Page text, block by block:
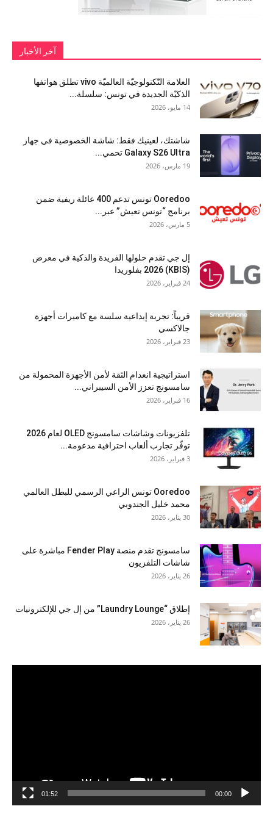
آخر الأخبار
العلامة التّكنولوجيّة العالميّة vivo تطلق هواتفها
الذكيّة الجديدة في تونس: سلسلة...
14 مايو، 2026
شاشتك، لعينيك فقط: شاشة الخصوصية في جهاز
Galaxy S26 Ultra تحمي...
19 مارس، 2026
Ooredoo تونس تدعم 400 عائلة ريفية ضمن
برنامج “تونس تعيش” عبر...
5 مارس، 2026
إل جي تقدم حلولها الفريدة والذكية في معرض
(KBIS) 2026 بفلوريدا
24 فبراير، 2026
قريباً: تجربة إبداعية سلسة مع كاميرات أجهزة
جالاكسي
23 فبراير، 2026
استراتيجية انعدام الثقة لأمن الأجهزة المحمولة من
سامسونج تعزز الأمن السيبراني...
16 فبراير، 2026
تلفزيونات وشاشات سامسونج OLED لعام 2026
توفّر تجارب ألعاب احترافية مدعومة...
3 فبراير، 2026
Ooredoo تونس الراعي الرسمي للبطل العالمي
محمد خليل الجندوبي
30 يناير، 2026
سامسونج تقدم منصة Fender Play مباشرة على
شاشات التلفزيون
26 يناير، 2026
إطلاق “Laundry Lounge” من إل جي للإلكترونيات
26 يناير، 2026
00:00
01:52